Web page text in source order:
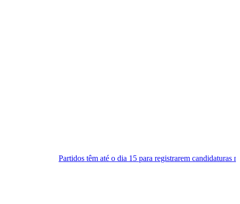
Partidos têm até o dia 15 para registrarem candidaturas nos tribunais